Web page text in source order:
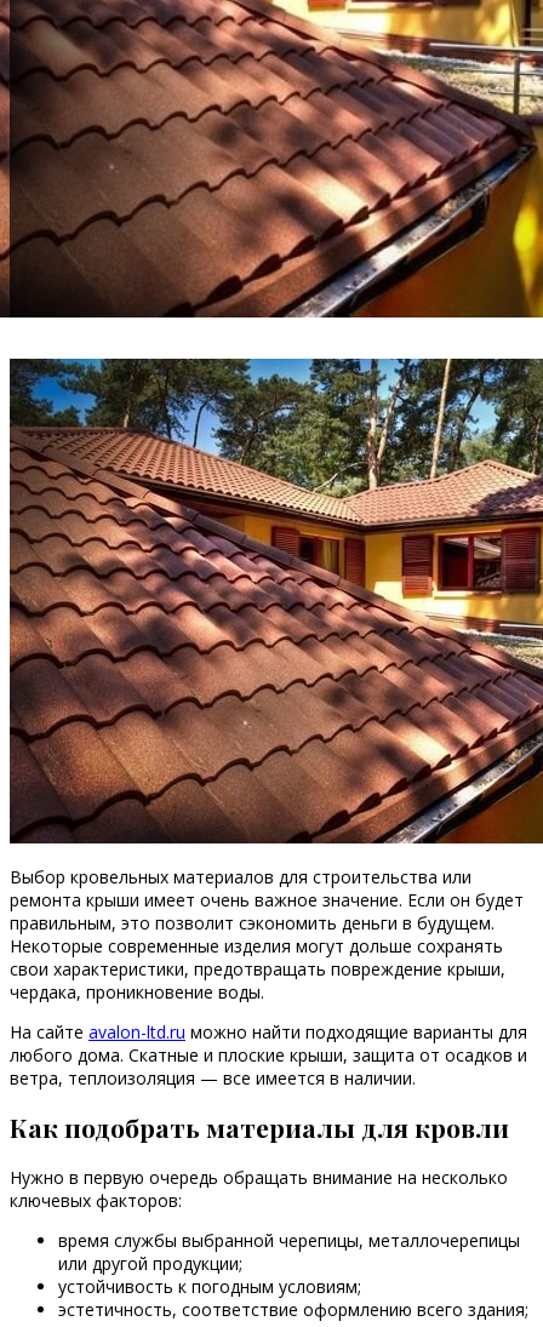
Выбор кровельных материалов для строительства или
ремонта крыши имеет очень важное значение. Если он будет
правильным, это позволит сэкономить деньги в будущем.
Некоторые современные изделия могут дольше сохранять
свои характеристики, предотвращать повреждение крыши,
чердака, проникновение воды.
На сайте avalon-ltd.ru можно найти подходящие варианты для
любого дома. Скатные и плоские крыши, защита от осадков и
ветра, теплоизоляция — все имеется в наличии.
Как подобрать материалы для кровли
Нужно в первую очередь обращать внимание на несколько
ключевых факторов:
время службы выбранной черепицы, металлочерепицы
или другой продукции;
устойчивость к погодным условиям;
эстетичность, соответствие оформлению всего здания;